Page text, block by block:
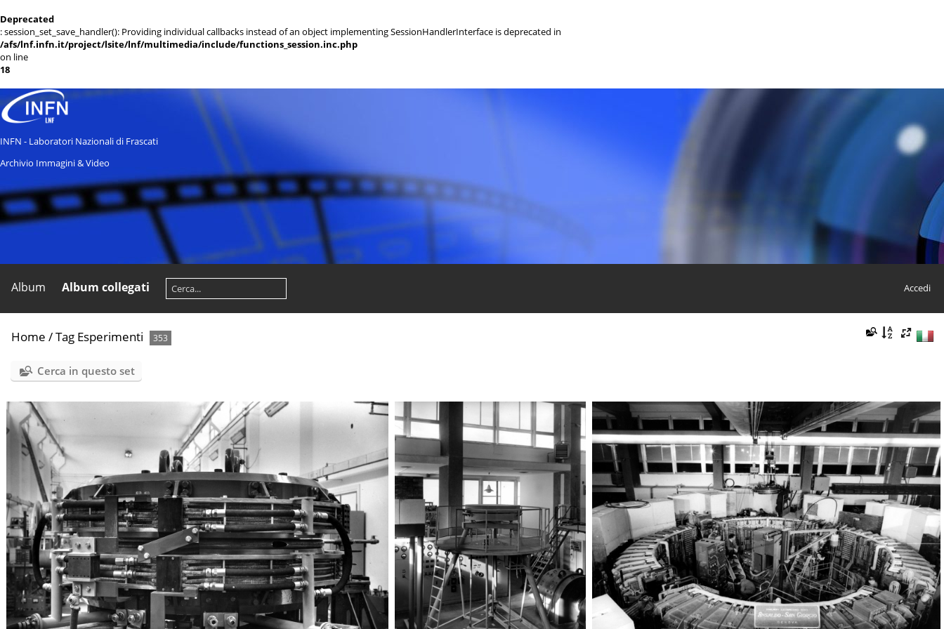
Deprecated
: session_set_save_handler(): Providing individual callbacks instead of an object implementing SessionHandlerInterface is deprecated in
/afs/lnf.infn.it/project/lsite/lnf/multimedia/include/functions_session.inc.php
on line
18
INFN - Laboratori Nazionali di Frascati
Archivio Immagini & Video
Album Album collegati Accedi
Home /Tag Esperimenti 353
Cerca in questo set